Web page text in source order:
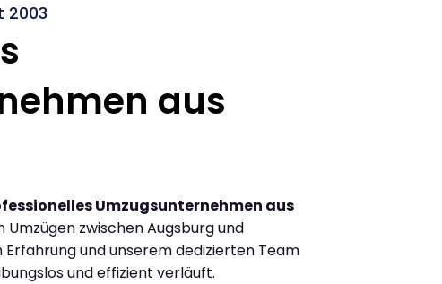
2003
aus
Umzugsunternehmen aus
zwischen Augsburg und
und unserem dedizierten Team
und effizient verläuft.